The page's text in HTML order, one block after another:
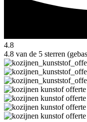
4.8
4.8 van de 5 sterren